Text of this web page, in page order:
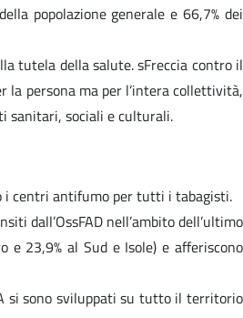
popolazione generale e 66,7% dei
tutela della salute. sFreccia contro il
la persona ma per l’intera collettività,
sanitari, sociali e culturali.
i centri antifumo per tutti i tabagisti.
dall’OssFAD nell’ambito dell’ultimo
23,9% al Sud e Isole) e afferiscono
si sono sviluppati su tutto il territorio